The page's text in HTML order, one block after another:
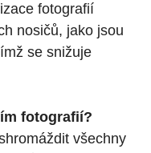
fotografií
nosičů, jako jsou
se snižuje
fotografií?
všechny